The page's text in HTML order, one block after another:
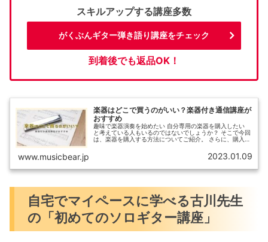
スキルアップする講座多数
がくぶんギター弾き語り講座をチェック
到着後でも返品OK！
楽器はどこで買うのがいい？楽器付き通信講座が
おすすめ
趣味で楽器演奏を始めたい 自分専用の楽器を購入したい
と考えている人もいるのではないでしょうか？ そこで今回
は、楽器を購入する方法についてご紹介。 さらに、購入方
www.musicbear.jp 2023.01.09
自宅でマイペースに学べる古川先生
の「初めてのソロギター講座」